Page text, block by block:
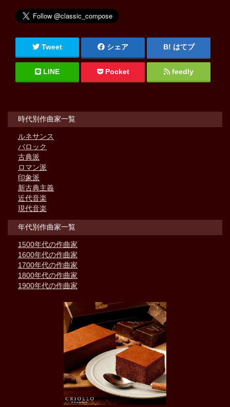
Tweet シェア はてブ
LINE Pocket feedly
時代別作曲家一覧
ルネサンス
バロック
古典派
ロマン派
印象派
新古典主義
近代音楽
現代音楽
年代別作曲家一覧
1500年代の作曲家
1600年代の作曲家
1700年代の作曲家
1800年代の作曲家
1900年代の作曲家